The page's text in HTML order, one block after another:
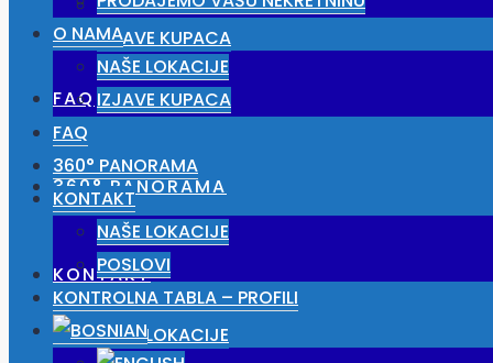
IZJAVE KUPACA
FAQ
360° PANORAMA
KONTAKT
NAŠE LOKACIJE
O NAMA
NAŠE LOKACIJE
IZJAVE KUPACA
FAQ
360° PANORAMA
KONTAKT
NAŠE LOKACIJE
POSLOVI
KONTROLNA TABLA – PROFILI